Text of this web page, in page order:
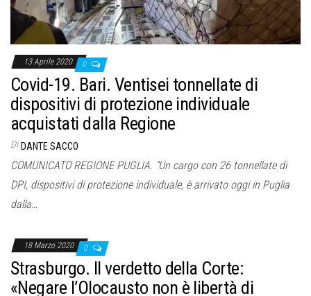
13 Aprile 2020 0
Covid-19. Bari. Ventisei tonnellate di
dispositivi di protezione individuale
acquistati dalla Regione
Di DANTE SACCO
COMUNICATO REGIONE PUGLIA. “Un cargo con 26 tonnellate di
DPI, dispositivi di protezione individuale, è arrivato oggi in Puglia
dalla…
18 Marzo 2020 0
Strasburgo. Il verdetto della Corte:
«Negare l’Olocausto non è libertà di